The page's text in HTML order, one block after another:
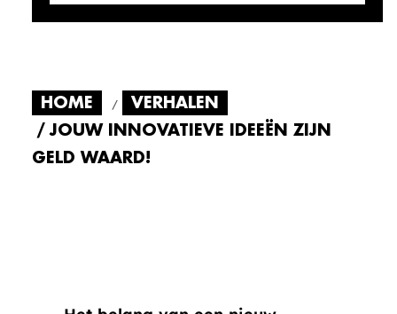
HOME
VERHALEN
JOUW INNOVATIEVE IDEEËN ZIJN
GELD WAARD!